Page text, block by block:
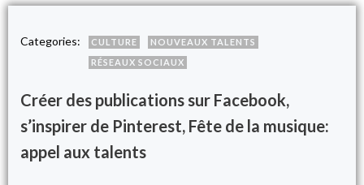
Categories: CULTURE
NOUVEAUX TALENTS
RÉSEAUX SOCIAUX
Créer des publications sur Facebook,
s’inspirer de Pinterest, Fête de la musique:
appel aux talents